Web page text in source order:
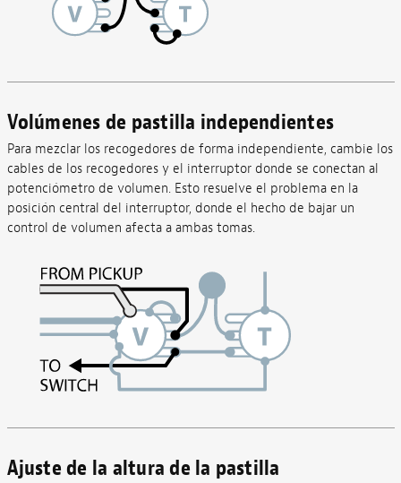
Volúmenes de pastilla independientes
Para mezclar los recogedores de forma independiente, cambie los
cables de los recogedores y el interruptor donde se conectan al
potenciómetro de volumen. Esto resuelve el problema en la
posición central del interruptor, donde el hecho de bajar un
control de volumen afecta a ambas tomas.
Ajuste de la altura de la pastilla